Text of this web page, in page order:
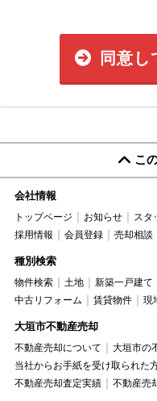
同意し
こ
会社情報
トップページ お知らせ スタ
採用情報
会員登録 売却相談
種別検索
物件検索 土地 新築一戸建て
中古リフォーム
賃貸物件 現
大垣市不動産売却
不動産売却について
大垣市の
当社からお手紙を受け取られた
不動産売却査定実績
不動産売